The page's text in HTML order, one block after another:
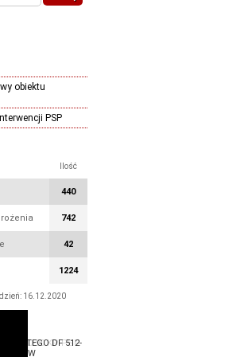
obiektu
PSP
Ilość
440
742
42
1224
16.12.2020
ATEGO DF 512-
SYCÓW